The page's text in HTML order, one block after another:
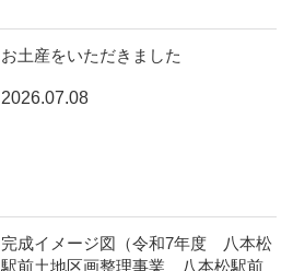
お土産をいただきました
2026.07.08
完成イメージ図（令和7年度 八本松
駅前土地区画整理事業 八本松駅前